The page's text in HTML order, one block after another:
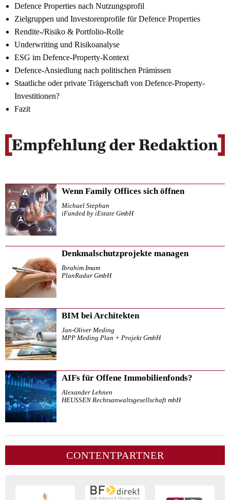
Defence Properties nach Nutzungsprofil
Zielgruppen und Investorenprofile für Defence Properties
Rendite-/Risiko & Portfolio-Rolle
Underwriting und Risikoanalyse
ESG im Defence-Property-Kontext
Defence-Ansiedlung nach politischen Prämissen
Staatliche oder private Trägerschaft von Defence-Property-
Investitionen?
Fazit
Wenn Family Offices sich öffnen
Michael Stephan
iFunded by iEstate GmbH
Denkmalschutzprojekte managen
Ibrahim Imam
PlanRadar GmbH
BIM bei Architekten
Jan-Oliver Meding
MPP Meding Plan + Projekt GmbH
AIFs für Offene Immobilienfonds?
Alexander Lehnen
HEUSSEN Rechtsanwaltsgesellschaft mbH
CONTENTPARTNER